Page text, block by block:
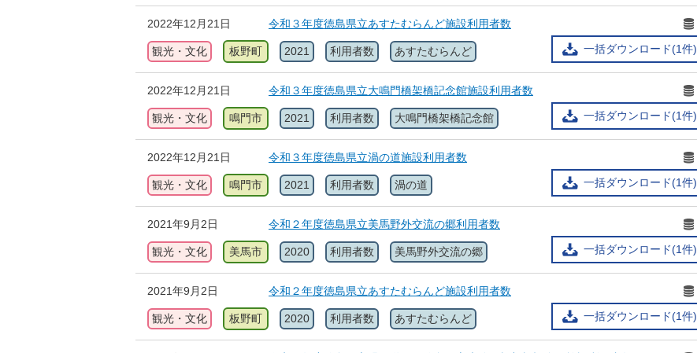
2022年12月21日
令和３年度徳島県立あすたむらんど施設利用者数
一括ダウンロード(1件)
観光・文化 板野町 2021 利用者数 あすたむらんど
2022年12月21日
令和３年度徳島県立大鳴門橋架橋記念館施設利用者数
一括ダウンロード(1件)
観光・文化 鳴門市 2021 利用者数 大鳴門橋架橋記念館
2022年12月21日
令和３年度徳島県立渦の道施設利用者数
一括ダウンロード(1件)
観光・文化 鳴門市 2021 利用者数 渦の道
2021年9月2日
令和２年度徳島県立美馬野外交流の郷利用者数
一括ダウンロード(1件)
観光・文化 美馬市 2020 利用者数 美馬野外交流の郷
2021年9月2日
令和２年度徳島県立あすたむらんど施設利用者数
一括ダウンロード(1件)
観光・文化 板野町 2020 利用者数 あすたむらんど